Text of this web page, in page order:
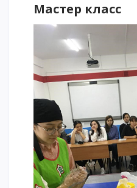
Все о поступлении
АнтиОлимпиада
Стоимость обучения
Скидки и льготы
Меньше 50 баллов/Без ЕНТ
ИНТЕРЕСНОЕ
Напутствие
Международная программа АССА
Мастер класс